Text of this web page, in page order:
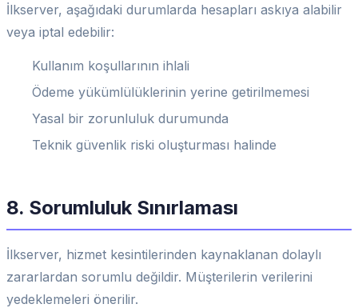
İlkserver, aşağıdaki durumlarda hesapları askıya alabilir
veya iptal edebilir:
Kullanım koşullarının ihlali
Ödeme yükümlülüklerinin yerine getirilmemesi
Yasal bir zorunluluk durumunda
Teknik güvenlik riski oluşturması halinde
8. Sorumluluk Sınırlaması
İlkserver, hizmet kesintilerinden kaynaklanan dolaylı
zararlardan sorumlu değildir. Müşterilerin verilerini
yedeklemeleri önerilir.